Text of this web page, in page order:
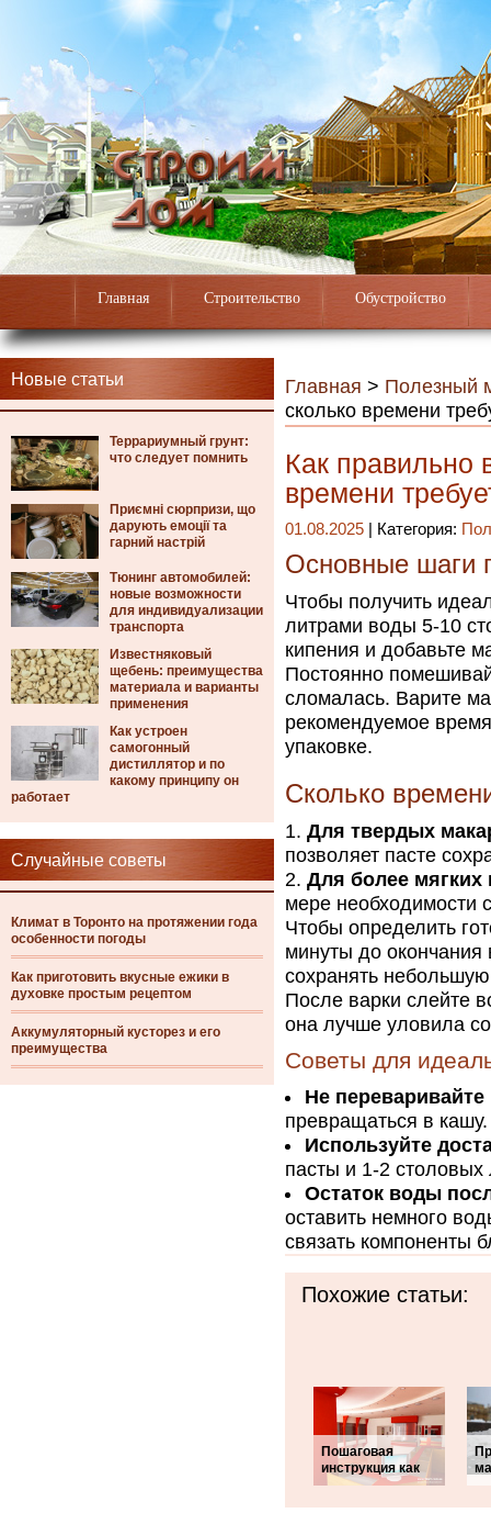
Главная Строительство Обустройство
Новые статьи
Террариумный грунт:
что следует помнить
Приємні сюрпризи, що
дарують емоції та
гарний настрій
Тюнинг автомобилей:
новые возможности
для индивидуализации
транспорта
Известняковый
щебень: преимущества
материала и варианты
применения
Как устроен
самогонный
дистиллятор и по
какому принципу он
работает
Случайные советы
Климат в Торонто на протяжении года
особенности погоды
Как приготовить вкусные ежики в
духовке простым рецептом
Аккумуляторный кусторез и его
преимущества
Главная > Полезный
сколько времени
Как правильно
времени
01.08.2025 | Категория:
Основные шаги
Чтобы получить
литрами воды 5-10
кипения и добавьте
Постоянно
сломалась. Варите
рекомендуемое
упаковке.
Сколько
Для твердых
позволяет пасте
Для более мягких
мере необходимости
Чтобы определить
минуты до
сохранять
После варки слейте
она лучше уловила
Советы для
Не
превращаться в кашу.
Используйте
пасты и 1-2 столовых
Остаток воды
оставить немного
связать компоненты
Похожие статьи:
Пошаговая
инструкция как